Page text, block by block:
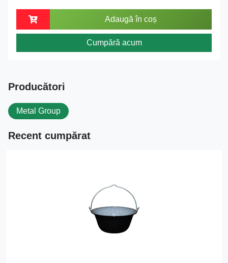
Adaugă în coș
Cumpără acum
Producători
Metal Group
Recent cumpărat